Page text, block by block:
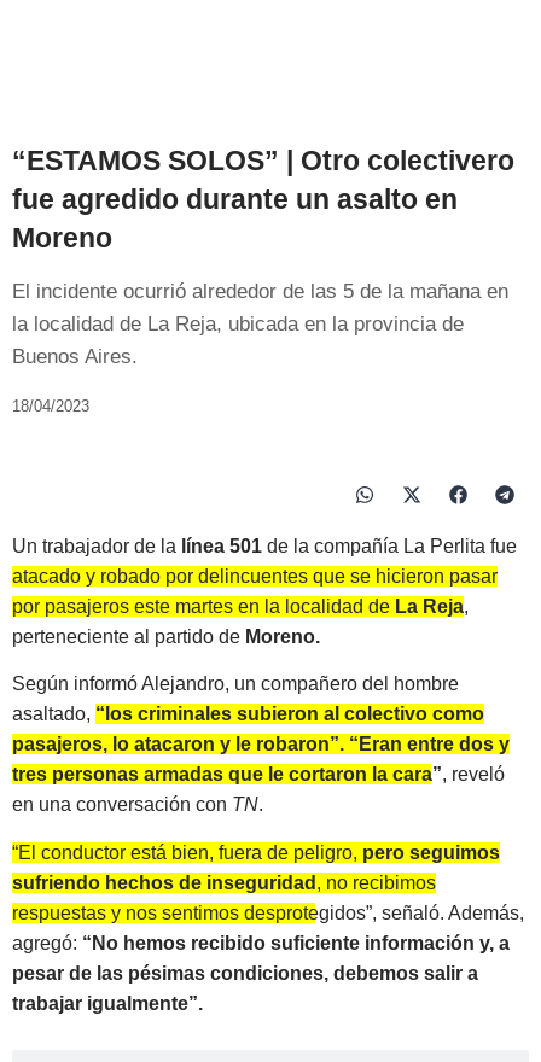
“ESTAMOS SOLOS” | Otro colectivero
fue agredido durante un asalto en
Moreno
El incidente ocurrió alrededor de las 5 de la mañana en
la localidad de La Reja, ubicada en la provincia de
Buenos Aires.
18/04/2023
Un trabajador de la línea 501 de la compañía La Perlita fue
atacado y robado por delincuentes que se hicieron pasar
por pasajeros este martes en la localidad de La Reja,
perteneciente al partido de Moreno.
Según informó Alejandro, un compañero del hombre
asaltado, “los criminales subieron al colectivo como
pasajeros, lo atacaron y le robaron”. “Eran entre dos y
tres personas armadas que le cortaron la cara”, reveló
en una conversación con TN.
“El conductor está bien, fuera de peligro, pero seguimos
sufriendo hechos de inseguridad , no recibimos
respuestas y nos sentimos desprotegidos”, señaló. Además,
agregó: “No hemos recibido suficiente información y, a
pesar de las pésimas condiciones, debemos salir a
trabajar igualmente”.